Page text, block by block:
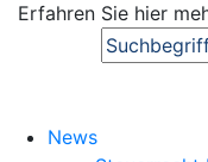
Erfahren Sie hier
Suche
News